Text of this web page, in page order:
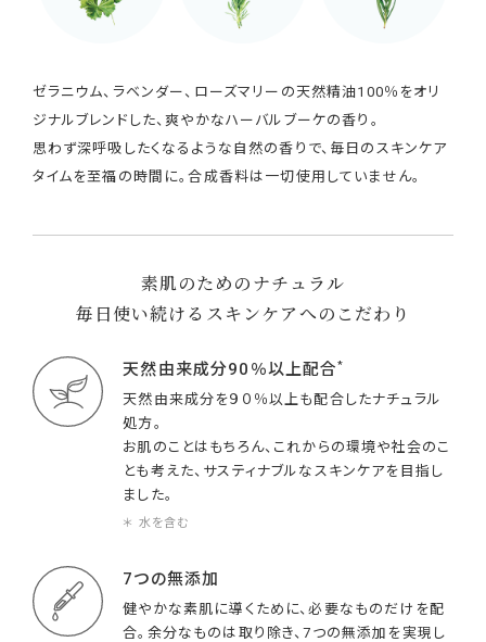
ゼラニウム、ラベンダー、ローズマリーの天然精油100％をオリ
ジナルブレンドした、爽やかなハーバルブーケの香り。
思わず深呼吸したくなるような自然の香りで、毎日のスキンケア
タイムを至福の時間に。合成香料は一切使用していません。
素肌のためのナチュラル
毎日使い続けるスキンケアへのこだわり
天然由来成分90％以上配合*
天然由来成分を９０％以上も配合したナチュラル
処方。
お肌のことはもちろん、これからの環境や社会のこ
とも考えた、サスティナブルなスキンケアを目指し
ました。
＊ 水を含む
7つの無添加
健やかな素肌に導くために、必要なものだけを配
合。余分なものは取り除き、7つの無添加を実現し